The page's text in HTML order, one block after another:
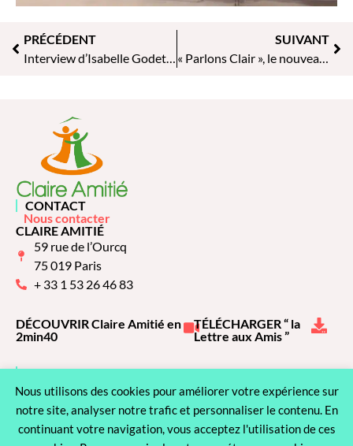
PRÉCÉDENT
SUIVANT
« Parlons Clair », le nouveau format vidéo à découvrir sur notre page YouTube !
CONTACT
Nous contacter
CLAIRE AMITIÉ
59 rue de l’Ourcq
75 019 Paris
+ 33 1 53 26 46 83
DÉCOUVRIR Claire Amitié en
2min40
TÉLÉCHARGER “ la
Lettre aux Amis ”
NOUS RECRUTONS
Voir les offres
LA VIE DE CLAIRE AMITIÉ
L'association
NOS PARTENAIRES
Voir nos partenaires
Nous utilisons des cookies pour améliorer votre expérience sur
notre site, analyser notre trafic et personnaliser le contenu. En
continuant votre navigation, vous acceptez l'utilisation de ces